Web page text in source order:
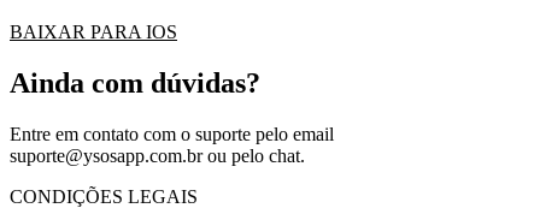
BAIXAR PARA IOS
Ainda com dúvidas?
Entre em contato com o suporte pelo email
suporte@ysosapp.com.brou pelo chat.
CONDIÇÕES LEGAIS